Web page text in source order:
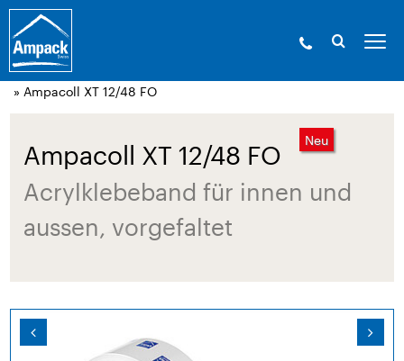
Ampack - Die Experten der Gebäudehülle. Seit
1946.»Produkte
Zubehör»
» Ampacoll XT 12/48 FO
Ampacoll XT 12/48 FO
Neu
Acrylklebeband für innen und
aussen, vorgefaltet